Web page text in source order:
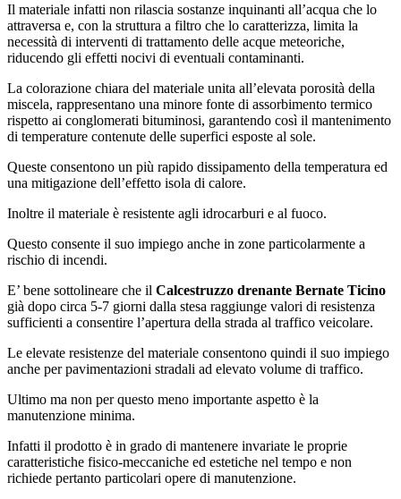
Il materiale infatti non rilascia sostanze inquinanti all’acqua che lo
attraversa e, con la struttura a filtro che lo caratterizza, limita la
necessità di interventi di trattamento delle acque meteoriche,
riducendo gli effetti nocivi di eventuali contaminanti.
La colorazione chiara del materiale unita all’elevata porosità della
miscela, rappresentano una minore fonte di assorbimento termico
rispetto ai conglomerati bituminosi, garantendo così il mantenimento
di temperature contenute delle superfici esposte al sole.
Queste consentono un più rapido dissipamento della temperatura ed
una mitigazione dell’effetto isola di calore.
Inoltre il materiale è resistente agli idrocarburi e al fuoco.
Questo consente il suo impiego anche in zone particolarmente a
rischio di incendi.
E’ bene sottolineare che il Calcestruzzo drenante Bernate Ticino
già dopo circa 5-7 giorni dalla stesa raggiunge valori di resistenza
sufficienti a consentire l’apertura della strada al traffico veicolare.
Le elevate resistenze del materiale consentono quindi il suo impiego
anche per pavimentazioni stradali ad elevato volume di traffico.
Ultimo ma non per questo meno importante aspetto è la
manutenzione minima.
Infatti il prodotto è in grado di mantenere invariate le proprie
caratteristiche fisico-meccaniche ed estetiche nel tempo e non
richiede pertanto particolari opere di manutenzione.